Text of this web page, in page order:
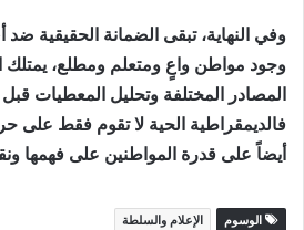
وفي النهاية، تبقى الضمانة الحقيقية
وجود مواطن واعٍ ومتعلم ومطلع، يمتلك
المصادر المختلفة وتحليل المعطيات
فالديمقراطية الحية لا تقوم فقط على
أيضاً على قدرة المواطنين على فهمها
الوسوم الإعلام والسلطة